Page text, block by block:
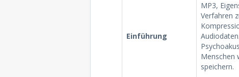
Einführung
MP3,
Verfahren
Menschen
speichern.